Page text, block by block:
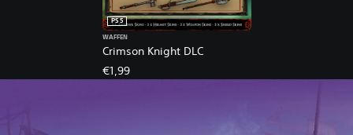
Crimson Knight DLC
PS5
WAFFEN
€1,99